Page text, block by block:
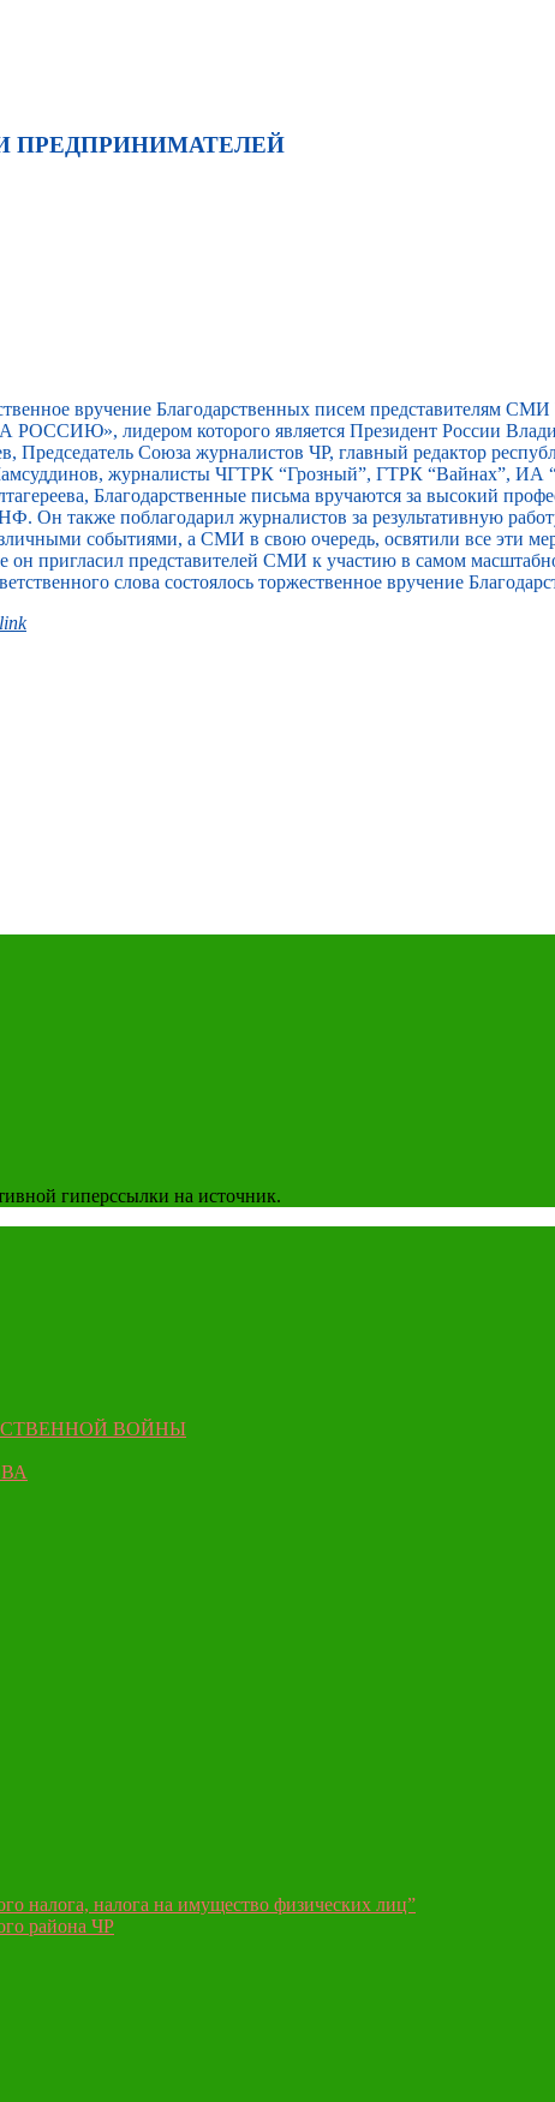
ПРЕДПРИНИМАТЕЛЕЙ
вручение Благодарственных писем представителям
лидером которого является Президент России
Председатель Союза журналистов ЧР, главный редактор
журналисты ЧГТРК “Грозный”, ГТРК “Вайнах”,
Благодарственные письма вручаются за высокий
Он также поблагодарил журналистов за результативную
событиями, а СМИ в свою очередь, освятили все эти
он пригласил представителей СМИ к участию в самом
слова состоялось торжественное вручение
гиперссылки на источник.
ВОЙНЫ
налога, налога на имущество физических лиц”
района ЧР